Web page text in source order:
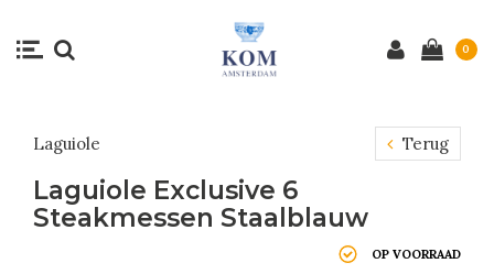
0
Laguiole Terug
Laguiole Exclusive 6
Steakmessen Staalblauw
OP VOORRAAD